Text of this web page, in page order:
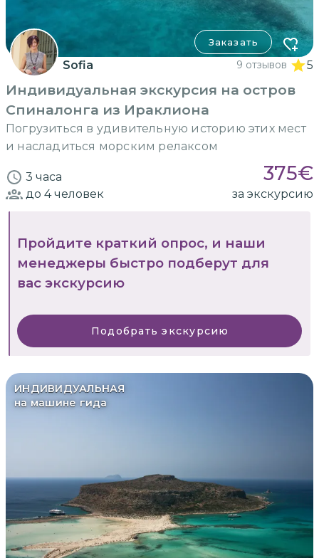
Заказать
Sofia 9 отзывов 5
Индивидуальная экскурсия на остров
Спиналонга из Ираклиона
Погрузиться в удивительную историю этих мест
и насладиться морским релаксом
3 часа 375€
до 4человек за экскурсию
Пройдите краткий опрос, и наши
менеджеры быстро подберут для
вас экскурсию
Подобрать экскурсию
ИНДИВИДУАЛЬНАЯ
на машине гида